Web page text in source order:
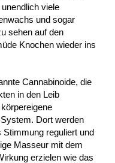
viele
und sogar
sehen auf den
Knochen wieder ins
Cannabinoide, die
in den Leib
Dort werden
reguliert und
Masseur mit dem
erzielen wie das